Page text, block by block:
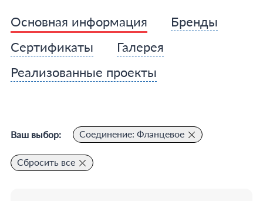
Основная информация
Бренды
Сертификаты
Галерея
Реализованные проекты
Ваш выбор: Соединение: Фланцевое
Сбросить все